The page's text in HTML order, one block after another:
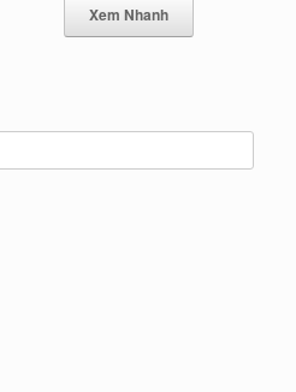
Xem Nhanh